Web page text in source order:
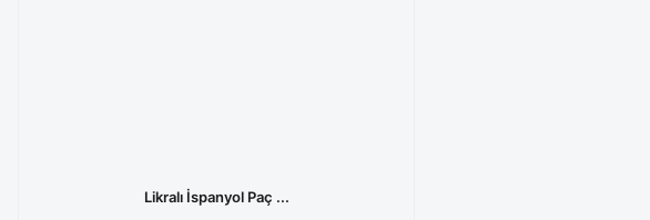
Likralı İspanyol Paç ...